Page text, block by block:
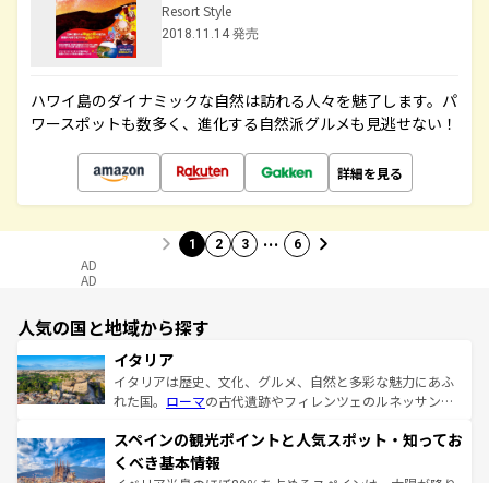
Resort Style
2018.11.14 発売
ハワイ島のダイナミックな自然は訪れる人々を魅了します。パ
ワースポットも数多く、進化する自然派グルメも見逃せない！
詳細を見る
1 2 3 … 6
AD
AD
人気の国と地域から探す
イタリア
イタリアは歴史、文化、グルメ、自然と多彩な魅力にあふ
れた国。 ローマの古代遺跡やフィレンツェのルネッサンス
ろん、トスカーナの美しい田園風景やアマルフィ海岸の絶
景など、自然景観も見逃せない。観光の合間には、本場の
ピザやパスタなど、絶品のイタリア料理を堪能することも
スペインの観光ポイントと人気スポット・知ってお
くべき基本情報